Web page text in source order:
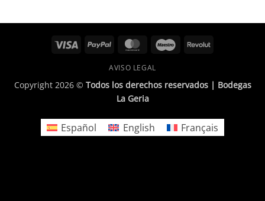
Visa PayPal MasterCardMaestroRevolut
AVISO LEGAL
Copyright 2026 © Todos los derechos reservados | Bodegas
La Geria
Español English Français